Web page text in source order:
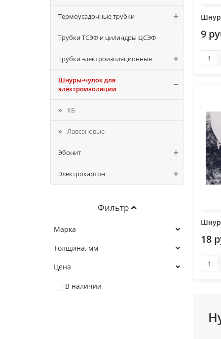
Термоусадочные трубки
Трубки ТСЭФ и цилиндры ЦСЭФ
Трубки электроизоляционные
Шнуры-чулок для
электроизоляции
ХБ
Лавсановые
Эбонит
Электрокартон
Фильтр
Марка
Толщина, мм
Цена
В наличии
9
18